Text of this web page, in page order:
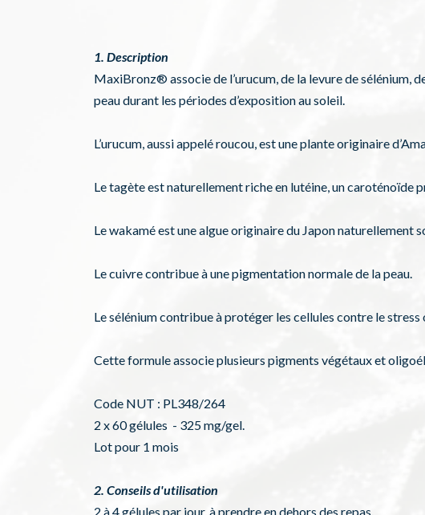
1. Description
MaxiBronz® associe de l’urucum, de la levure de sélénium,
peau durant les périodes d’exposition au soleil.
L’urucum, aussi appelé roucou, est une plante originaire
Le tagète est naturellement riche en lutéine, un caroténoïde
Le wakamé est une algue originaire du Japon naturellement
Le cuivre contribue à une pigmentation normale de la peau.
Le sélénium contribue à protéger les cellules contre le
Cette formule associe plusieurs pigments végétaux et
Code NUT : PL348/264
2 x 60 gélules - 325 mg/gel.
Lot pour 1 mois
2. Conseils d'utilisation
2 à 4 gélules par jour, à prendre en dehors des repas.